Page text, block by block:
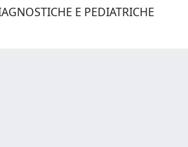
E PEDIATRICHE